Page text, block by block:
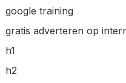
google training
gratis adverteren op
h1
h2